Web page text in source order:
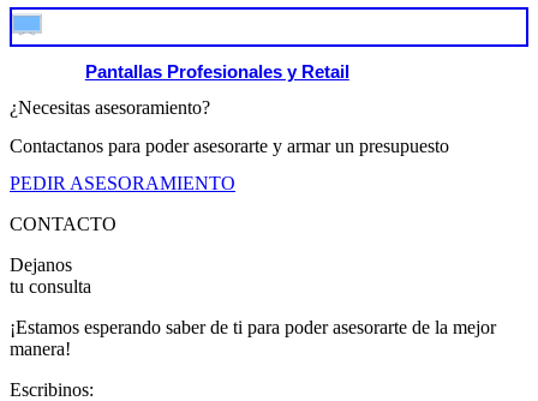
Pantallas Profesionales y Retail
¿Necesitas asesoramiento?
Contactanos para poder asesorarte y armar un presupuesto
PEDIR ASESORAMIENTO
CONTACTO
Dejanos
tu consulta
¡Estamos esperando saber de ti para poder asesorarte de la mejor
manera!
Escribinos: